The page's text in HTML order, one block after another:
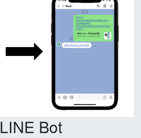
LINE Bot